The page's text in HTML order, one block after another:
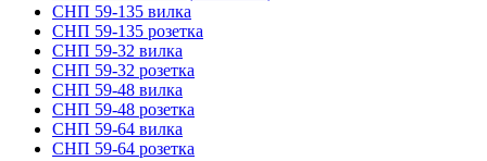
СНП 59-135 вилка
СНП 59-135 розетка
СНП 59-32 вилка
СНП 59-32 розетка
СНП 59-48 вилка
СНП 59-48 розетка
СНП 59-64 вилка
СНП 59-64 розетка